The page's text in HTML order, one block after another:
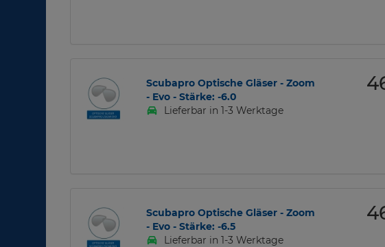
Scubapro Optische Gläser - Zoom
- Evo - Stärke: -6.0
Lieferbar in 1-3 Werktage
Scubapro Optische Gläser - Zoom
- Evo - Stärke: -6.5
Lieferbar in 1-3 Werktage